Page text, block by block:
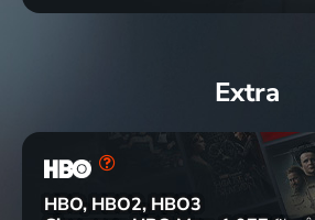
Extra
HBO, HBO2, HBO3